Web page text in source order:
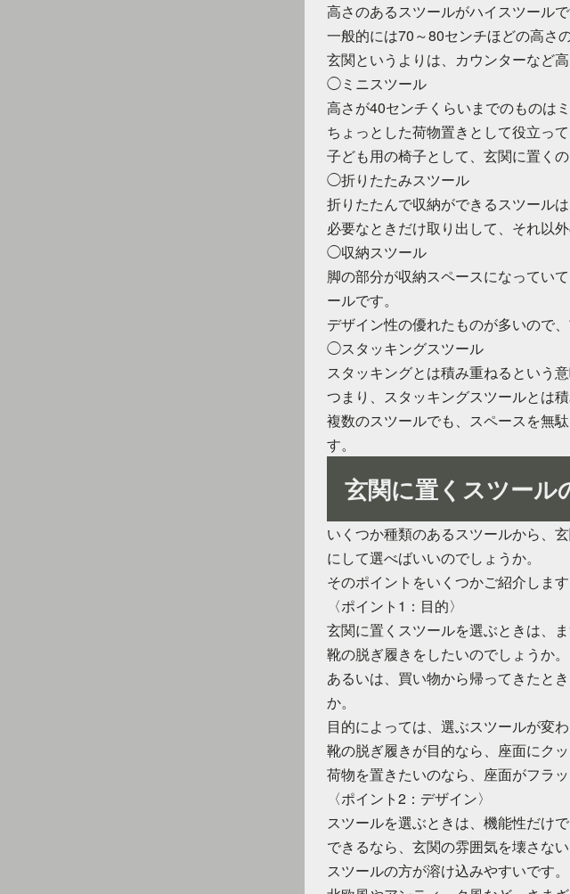
高さのあるスツールがハイスツールで
一般的には70～80センチほどの高さ
玄関というよりは、カウンターなど
◯ミニスツール
高さが40センチくらいまでのものは
ちょっとした荷物置きとして役立って
子ども用の椅子として、玄関に置くの
◯折りたたみスツール
折りたたんで収納ができるスツール
必要なときだけ取り出して、それ以
◯収納スツール
脚の部分が収納スペースになってい
ールです。
デザイン性の優れたものが多いので
◯スタッキングスツール
スタッキングとは積み重ねるという意
つまり、スタッキングスツールとは
複数のスツールでも、スペースを無
す。
玄関に置くスツール
いくつか種類のあるスツールから、
にして選べばいいのでしょうか。
そのポイントをいくつかご紹介します
〈ポイント1：目的〉
玄関に置くスツールを選ぶときは、
靴の脱ぎ履きをしたいのでしょうか。
あるいは、買い物から帰ってきたと
か。
目的によっては、選ぶスツールが変わ
靴の脱ぎ履きが目的なら、座面にク
荷物を置きたいのなら、座面がフラ
〈ポイント2：デザイン〉
スツールを選ぶときは、機能性だけ
できるなら、玄関の雰囲気を壊さな
スツールの方が溶け込みやすいです。